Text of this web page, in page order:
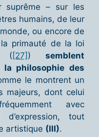
suprême – sur les
humains, de leur
ou encore de
primauté de la loi
([27] ) semblent
la philosophie des
le montrent un
majeurs, dont celui
avec
tout
artistique (III).